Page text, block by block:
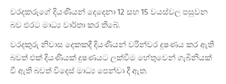
වරදකරුගේ දියණියන් දෙදෙනා 12 සහ 15 වයස්වල පසුවන
බව එරට මාධ්‍ය වාර්තා කර තිබේ.
වරදකුරු නිවාස දෙකකදී දියණියන් වරින්වර දුෂණය කර ඇති
බවත් එක් දියණියක් දුෂණයට ලක්වීම හේතුවෙන් ගැබිනියක්
වී ඇති බවත් විදෙස් මාධ්‍ය පෙන්වා දී ඇත.